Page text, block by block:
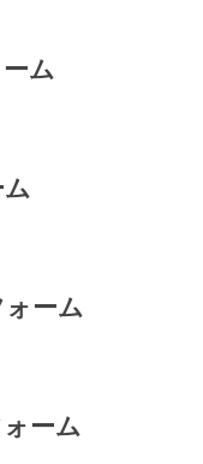
ム
ーム
ーム